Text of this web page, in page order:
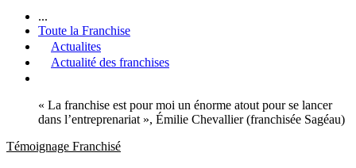
...
Toute la Franchise
Actualites
Actualité des franchises
« La franchise est pour moi un énorme atout pour se lancer
dans l’entreprenariat », Émilie Chevallier (franchisée Sagéau)
Témoignage Franchisé